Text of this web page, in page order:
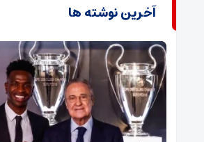
آخرین نوشته ها